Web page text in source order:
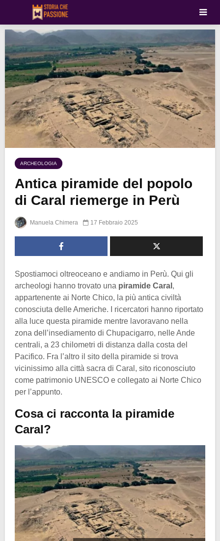
ARCHEOLOGIA
Antica piramide del popolo
di Caral riemerge in Perù
Manuela Chimera 17 Febbraio 2025
Spostiamoci oltreoceano e andiamo in Perù. Qui gli
archeologi hanno trovato una piramide Caral ,
appartenente ai Norte Chico, la più antica civiltà
conosciuta delle Americhe. I ricercatori hanno riportato
alla luce questa piramide mentre lavoravano nella
zona dell’insediamento di Chupacigarro, nelle Ande
centrali, a 23 chilometri di distanza dalla costa del
Pacifico. Fra l’altro il sito della piramide si trova
vicinissimo alla città sacra di Caral, sito riconosciuto
come patrimonio UNESCO e collegato ai Norte Chico
per l’appunto.
Cosa ci racconta la piramide
Caral?